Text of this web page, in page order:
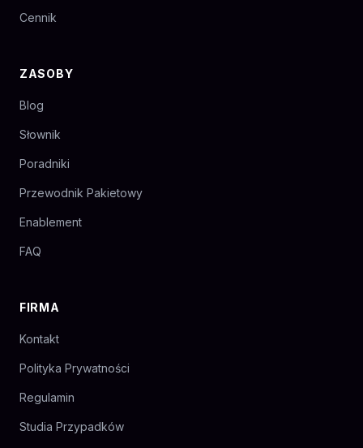
Cennik
ZASOBY
Blog
Słownik
Poradniki
Przewodnik Pakietowy
Enablement
FAQ
FIRMA
Kontakt
Polityka Prywatności
Regulamin
Studia Przypadków